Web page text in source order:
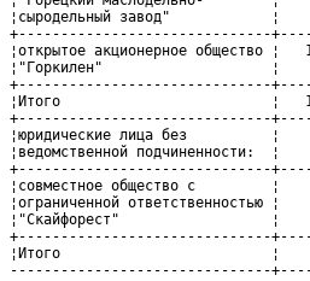
¦сыродельный завод"
+------------------------------
¦открытое акционерное общество
¦"Горкилен"
+------------------------------
¦Итого                         ¦
+------------------------------
¦юридические лица без
¦ведомственной
+------------------------------
¦совместное общество с         ¦
¦ограниченной
¦"Скайфорест"
+------------------------------
¦Итого                         ¦
-------------------------------